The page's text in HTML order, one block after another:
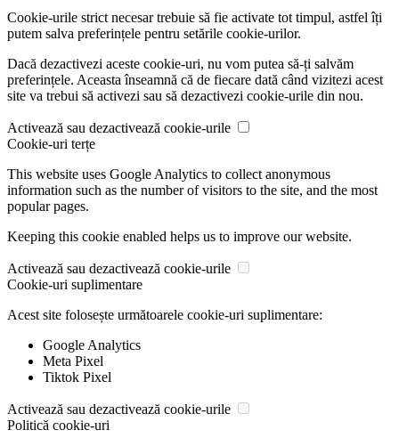
Cookie-urile strict necesar trebuie să fie activate tot timpul, astfel îți
putem salva preferințele pentru setările cookie-urilor.
Dacă dezactivezi aceste cookie-uri, nu vom putea să-ți salvăm
preferințele. Aceasta înseamnă că de fiecare dată când vizitezi acest
site va trebui să activezi sau să dezactivezi cookie-urile din nou.
Activează sau dezactivează cookie-urile
Cookie-uri terțe
This website uses Google Analytics to collect anonymous
information such as the number of visitors to the site, and the most
popular pages.
Keeping this cookie enabled helps us to improve our website.
Activează sau dezactivează cookie-urile
Cookie-uri suplimentare
Acest site folosește următoarele cookie-uri suplimentare:
Google Analytics
Meta Pixel
Tiktok Pixel
Activează sau dezactivează cookie-urile
Politică cookie-uri